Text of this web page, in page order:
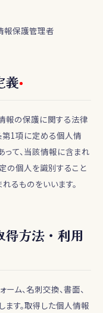
報保護管理者
義
報の保護に関する法律
第1項に定める個人情
て、当該情報に含まれ
の個人を識別すること
るものをいいます。
方法・利用
ム、名刺交換、書面、
す。取得した個人情報